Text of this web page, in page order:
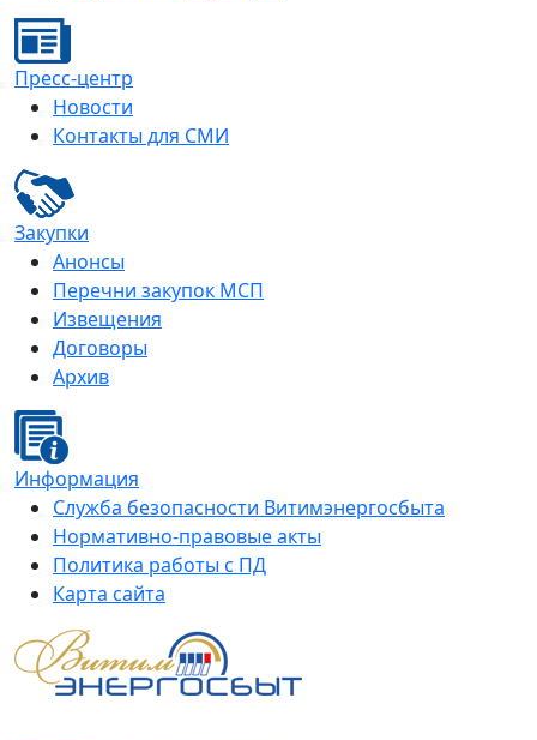
Пресс-центр
Новости
Контакты для СМИ
Закупки
Анонсы
Перечни закупок МСП
Извещения
Договоры
Архив
Информация
Служба безопасности Витимэнергосбыта
Нормативно-правовые акты
Политика работы с ПД
Карта сайта